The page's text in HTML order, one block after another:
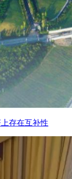
存在互补性